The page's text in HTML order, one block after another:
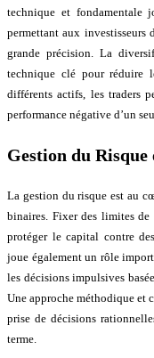
technique et fondamentale
permettant aux investisseurs
grande précision. La
technique clé pour réduire
différents actifs, les traders
performance négative d’un
Gestion du
La gestion du risque est au
binaires. Fixer des limites de
protéger le capital contre
joue également un rôle
les décisions impulsives
Une approche méthodique et
prise de décisions
terme.